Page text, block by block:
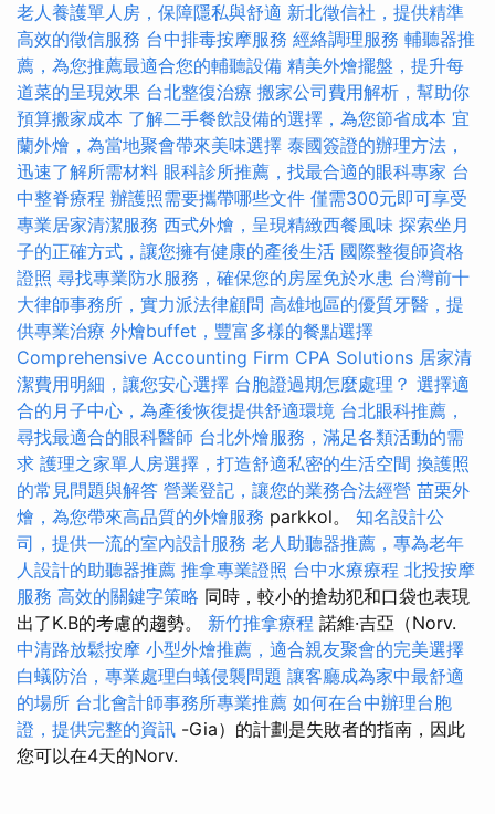
老人養護單人房，保障隱私與舒適 新北徵信社，提供精準
高效的徵信服務 台中排毒按摩服務 經絡調理服務 輔聽器推
薦，為您推薦最適合您的輔聽設備 精美外燴擺盤，提升每
道菜的呈現效果 台北整復治療 搬家公司費用解析，幫助你
預算搬家成本 了解二手餐飲設備的選擇，為您節省成本 宜
蘭外燴，為當地聚會帶來美味選擇 泰國簽證的辦理方法，
迅速了解所需材料 眼科診所推薦，找最合適的眼科專家 台
中整脊療程 辦護照需要攜帶哪些文件 僅需300元即可享受
專業居家清潔服務 西式外燴，呈現精緻西餐風味 探索坐月
子的正確方式，讓您擁有健康的產後生活 國際整復師資格
證照 尋找專業防水服務，確保您的房屋免於水患 台灣前十
大律師事務所，實力派法律顧問 高雄地區的優質牙醫，提
供專業治療 外燴buffet，豐富多樣的餐點選擇
Comprehensive Accounting Firm CPA Solutions 居家清
潔費用明細，讓您安心選擇 台胞證過期怎麼處理？ 選擇適
合的月子中心，為產後恢復提供舒適環境 台北眼科推薦，
尋找最適合的眼科醫師 台北外燴服務，滿足各類活動的需
求 護理之家單人房選擇，打造舒適私密的生活空間 換護照
的常見問題與解答 營業登記，讓您的業務合法經營 苗栗外
燴，為您帶來高品質的外燴服務 parkkol。 知名設計公
司，提供一流的室內設計服務 老人助聽器推薦，專為老年
人設計的助聽器推薦 推拿專業證照 台中水療療程 北投按摩
服務 高效的關鍵字策略 同時，較小的搶劫犯和口袋也表現
出了K.B的考慮的趨勢。 新竹推拿療程 諾維·吉亞（Norv.
中清路放鬆按摩 小型外燴推薦，適合親友聚會的完美選擇
白蟻防治，專業處理白蟻侵襲問題 讓客廳成為家中最舒適
的場所 台北會計師事務所專業推薦 如何在台中辦理台胞
證，提供完整的資訊 -Gia）的計劃是失敗者的指南，因此
您可以在4天的Norv.